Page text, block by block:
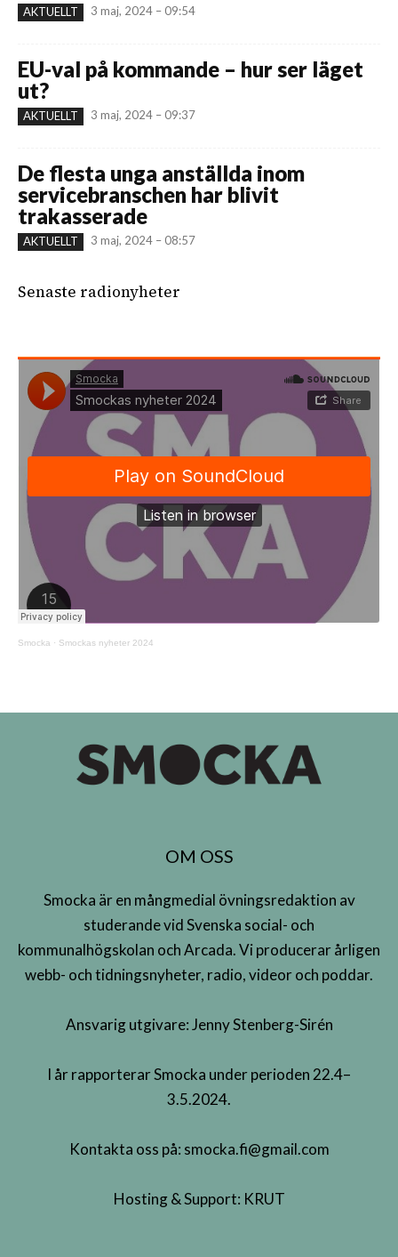
AKTUELLT 3 maj, 2024 – 09:54
EU-val på kommande – hur ser läget
ut?
AKTUELLT 3 maj, 2024 – 09:37
De flesta unga anställda inom
servicebranschen har blivit
trakasserade
AKTUELLT 3 maj, 2024 – 08:57
Senaste radionyheter
Smocka · Smockas nyheter 2024
OM OSS
Smocka är en mångmedial övningsredaktion av
studerande vid Svenska social- och
kommunalhögskolan och Arcada. Vi producerar årligen
webb- och tidningsnyheter, radio, videor och poddar.
Ansvarig utgivare: Jenny Stenberg-Sirén
I år rapporterar Smocka under perioden 22.4–
3.5.2024.
Kontakta oss på: smocka.fi@gmail.com
Hosting & Support: KRUT